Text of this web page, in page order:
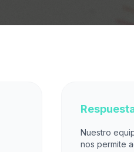
Nuestro
nos permite